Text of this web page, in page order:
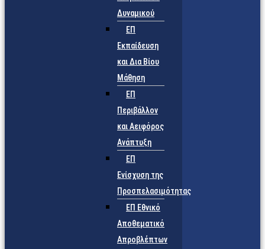
Δυναμικού
ΕΠ
Εκπαίδευση
και Δια Βίου
Μάθηση
ΕΠ
Περιβάλλον
και Αειφόρος
Ανάπτυξη
ΕΠ
Ενίσχυση της
Προσπελασιμότητας
ΕΠ Εθνικό
Αποθεματικό
Απροβλέπτων